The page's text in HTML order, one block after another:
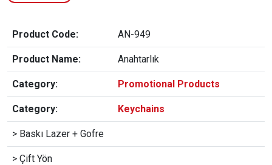
Product Code: AN-949
Product Name: Anahtarlık
Category: Promotional Products
Category: Keychains
> Baskı Lazer + Gofre
> Çift Yön